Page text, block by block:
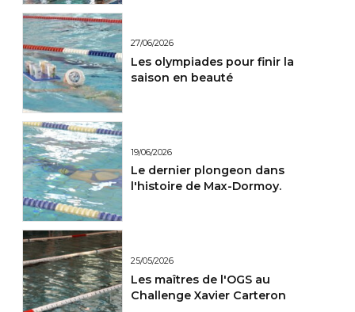
27/06/2026
Les olympiades pour finir la
saison en beauté
19/06/2026
Le dernier plongeon dans
l'histoire de Max-Dormoy.
25/05/2026
Les maîtres de l'OGS au
Challenge Xavier Carteron